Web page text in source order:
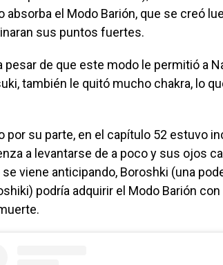
absorba el Modo Barión, que se creó
sus puntos fuertes.
pesar de que este modo le permitió a
también le quitó mucho chakra, lo
por su parte, en el capítulo 52 estuvo
a levantarse de a poco y sus ojos
viene anticipando, Boroshki (una
podría adquirir el Modo Barión